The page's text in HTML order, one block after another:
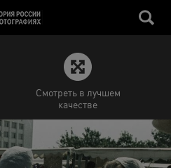
Смотреть в лучшем
качестве